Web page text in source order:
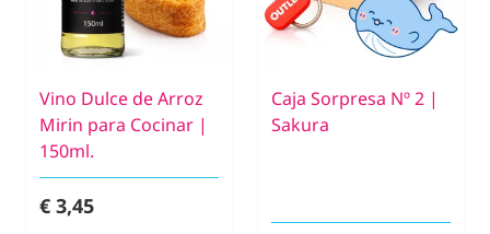
Vino Dulce de Arroz
Mirin para Cocinar |
150ml.
€ 3,45
Caja Sorpresa Nº 2 |
Sakura